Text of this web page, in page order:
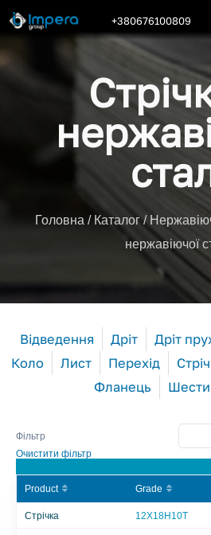
+380676100809
Головна / Каталог/
нержавіючої
Відведення Дріт Дріт
Коло
Лист Перехід
Фланець
Фільтр
Очистити фільтр
Product Grade
Стрічка 12Х18Н10Т